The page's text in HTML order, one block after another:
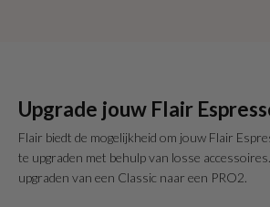
Upgrade jouw Flair
Flair biedt de mogelijkheid om jouw Flair
te upgraden met behulp van losse
upgraden van een Classic naar een PRO2.